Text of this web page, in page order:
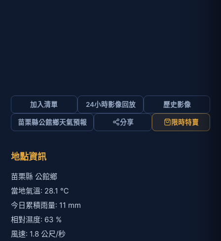
加入清單 24小時影像回放 歷史影像
苗栗縣公館鄉天氣預報 分享 限時特賣
地點資訊
苗栗縣 公館鄉
當地氣溫: 28.1 ℃
今日累積雨量: 11 mm
相對濕度: 63 %
風速: 1.8 公尺/秒